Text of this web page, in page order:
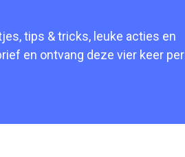
tips & tricks, leuke acties en
en ontvang deze vier keer per